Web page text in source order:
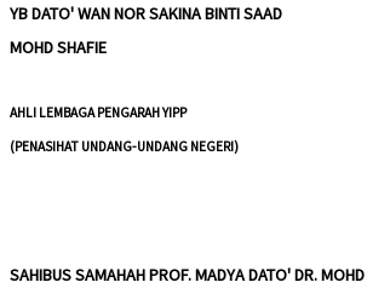
YB DATO' WAN NOR SAKINA BINTI SAAD
MOHD SHAFIE
AHLI LEMBAGA PENGARAH YIPP
(PENASIHAT UNDANG-UNDANG NEGERI)
SAHIBUS SAMAHAH PROF. MADYA DATO' DR.